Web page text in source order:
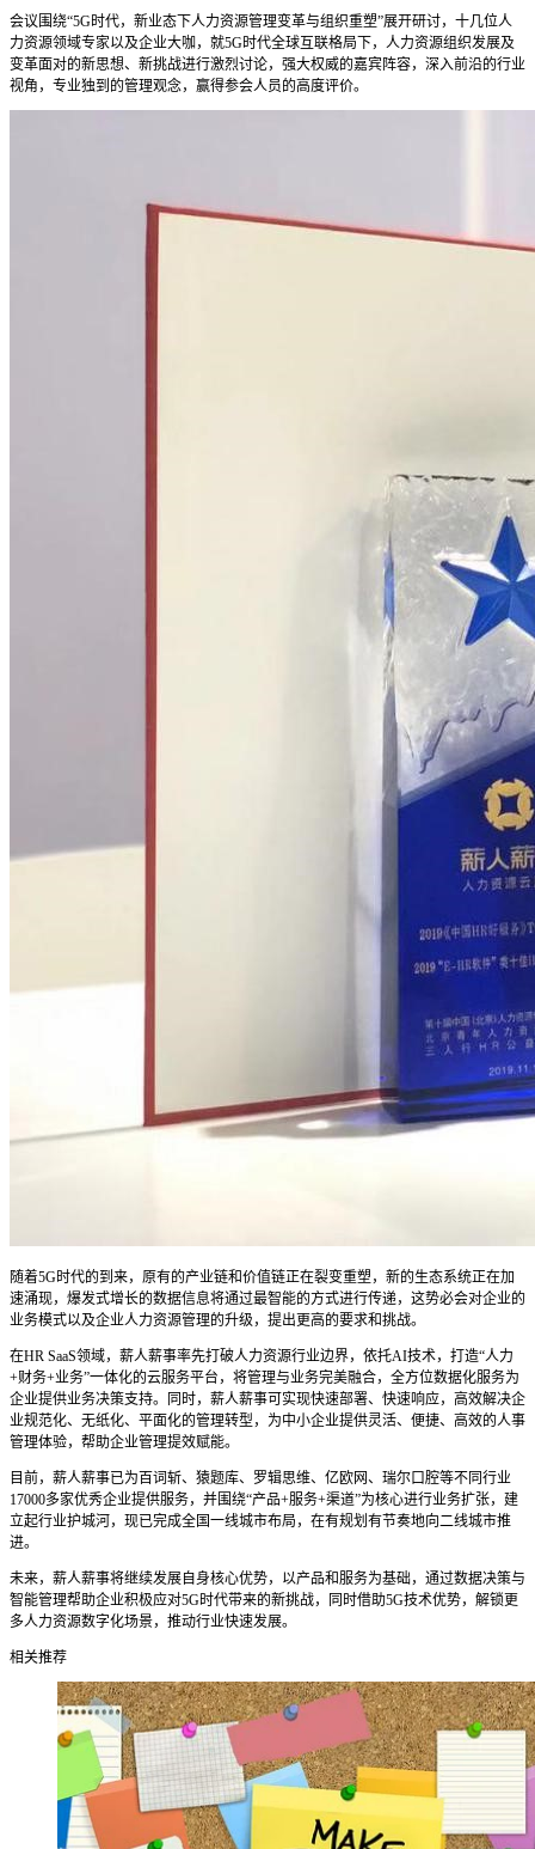
会议围绕“5G时代，新业态下人力资源管理变革与组织重塑”展开研讨，十几位人
力资源领域专家以及企业大咖，就5G时代全球互联格局下，人力资源组织发展及
变革面对的新思想、新挑战进行激烈讨论，强大权威的嘉宾阵容，深入前沿的行业
视角，专业独到的管理观念，赢得参会人员的高度评价。
随着5G时代的到来，原有的产业链和价值链正在裂变重塑，新的生态系统正在加
速涌现，爆发式增长的数据信息将通过最智能的方式进行传递，这势必会对企业的
业务模式以及企业人力资源管理的升级，提出更高的要求和挑战。
在HR SaaS领域，薪人薪事率先打破人力资源行业边界，依托AI技术，打造“人力
+财务+业务”一体化的云服务平台，将管理与业务完美融合，全方位数据化服务为
企业提供业务决策支持。同时，薪人薪事可实现快速部署、快速响应，高效解决企
业规范化、无纸化、平面化的管理转型，为中小企业提供灵活、便捷、高效的人事
管理体验，帮助企业管理提效赋能。
目前，薪人薪事已为百词斩、猿题库、罗辑思维、亿欧网、瑞尔口腔等不同行业
17000多家优秀企业提供服务，并围绕“产品+服务+渠道”为核心进行业务扩张，建
立起行业护城河，现已完成全国一线城市布局，在有规划有节奏地向二线城市推
进。
未来，薪人薪事将继续发展自身核心优势，以产品和服务为基础，通过数据决策与
智能管理帮助企业积极应对5G时代带来的新挑战，同时借助5G技术优势，解锁更
多人力资源数字化场景，推动行业快速发展。
相关推荐